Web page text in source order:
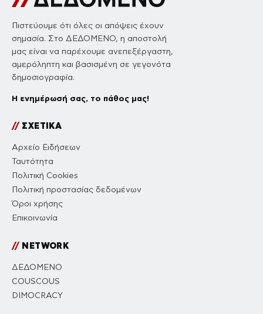
Πιστεύουμε ότι όλες οι απόψεις έχουν
σημασία. Στο ΔΕΔΟΜΕΝΟ, η αποστολή
μας είναι να παρέχουμε ανεπεξέργαστη,
αμερόληπτη και βασισμένη σε γεγονότα
δημοσιογραφία.
Η ενημέρωσή σας, το πάθος μας!
//ΣΧΕΤΙΚΑ
Αρχείο Ειδήσεων
Ταυτότητα
Πολιτική Cookies
Πολιτική προστασίας δεδομένων
Όροι χρήσης
Επικοινωνία
//NETWORK
ΔΕΔΟΜΕΝΟ
COUSCOUS
DIMOCRACY